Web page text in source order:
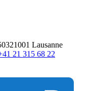
1001 Lausanne
21 315 68 22